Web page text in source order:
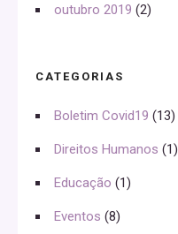
outubro 2019 (2)
CATEGORIAS
Boletim Covid19 (13)
Direitos Humanos (1)
Educação (1)
Eventos (8)